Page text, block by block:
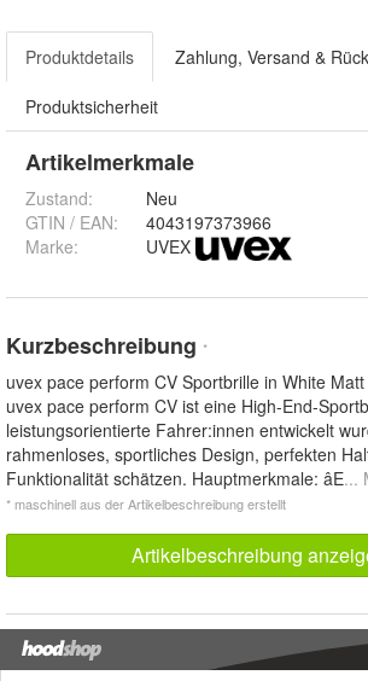
Produktdetails Zahlung, Versand &
Produktsicherheit
Artikelmerkmale
Zustand:
Neu
GTIN / EAN:
4043197373966
Marke:
UVEX
Kurzbeschreibung *
uvex pace perform CV Sportbrille in White
uvex pace perform CV ist eine High-End-
leistungsorientierte Fahrer:innen entwickelt
rahmenloses, sportliches Design, perfekten
Funktionalität schätzen. Hauptmerkmale: âE...
* maschinell aus der Artikelbeschreibung erstellt
Artikelbeschreibung